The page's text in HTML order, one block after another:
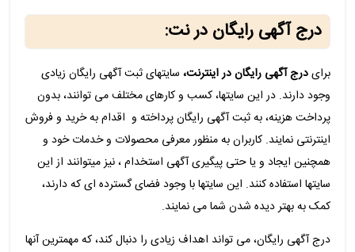
درج آگهی رایگان در نت:
برایدرج آگهی رایگان در اینترنت، سایتهای ثبت آگهی رایگان زیادی
وجود دارند. در این سایتها، کسب و کارهای مختلف می توانند، بدون
پرداخت هزینه، به ثبت آگهی رایگان پرداخته و اقدام به خرید و فروش
اینترنتی نمایند. کاربران به منظور معرفی محصولات و خدمات خود و
همچنین ایجاد و یا حتی پیگیری آگهی استخدام، نیز میتوانند از این
سایتها استفاده کنند. این سایتها با وجود فضای گسترده ای که دارند،
کمک به بهتر دیده شدن شما می نمایند.
درج آگهی رایگان، می تواند اهداف زیادی را دنبال کند، که مهمترین آنها